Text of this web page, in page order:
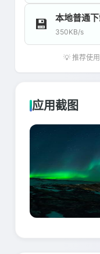
💾 本地普通
350KB/s
💡 推荐使
应用截图